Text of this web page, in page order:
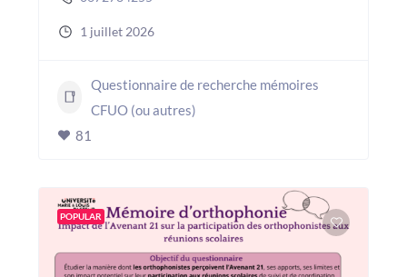
1 juillet 2026
Questionnaire de recherche mémoires
CFUO (ou autres)
81
POPULAR